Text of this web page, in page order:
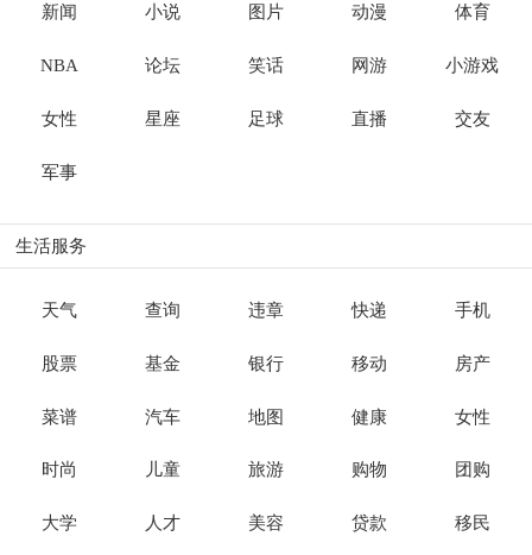
新闻 小说 图片 动漫 体育
NBA 论坛 笑话 网游 小游戏
女性 星座 足球 直播 交友
军事
生活服务
天气 查询 违章 快递 手机
股票 基金 银行 移动 房产
菜谱 汽车 地图 健康 女性
时尚 儿童 旅游 购物 团购
大学 人才 美容 贷款 移民